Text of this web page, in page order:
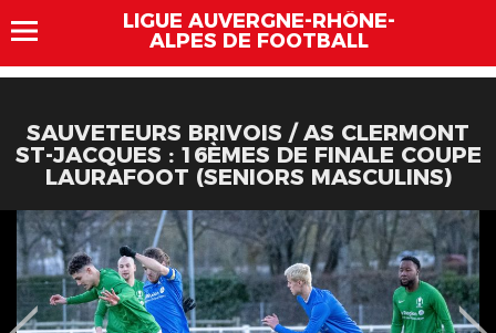
LIGUE AUVERGNE-RHÔNE-
ALPES DE FOOTBALL
SAUVETEURS BRIVOIS / AS CLERMONT
ST-JACQUES : 16ÈMES DE FINALE COUPE
LAURAFOOT (SENIORS MASCULINS)